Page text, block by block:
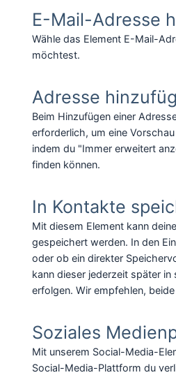
E-Mail-Adresse
Wähle das Element E-Mail-
möchtest.
Adresse
Beim Hinzufügen einer
erforderlich, um eine
indem du "Immer erweitert
finden können.
In Kontakte
Mit diesem Element kann
gespeichert werden. In den
oder ob ein direkter
kann dieser jederzeit später
erfolgen. Wir empfehlen,
Soziales
Mit unserem Social-Media-
Social-Media-Plattform du